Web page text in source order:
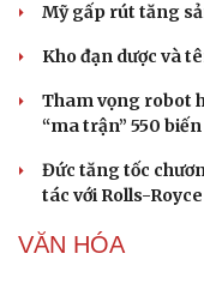
26.468 đồng/USD
QUÂN SỰ -